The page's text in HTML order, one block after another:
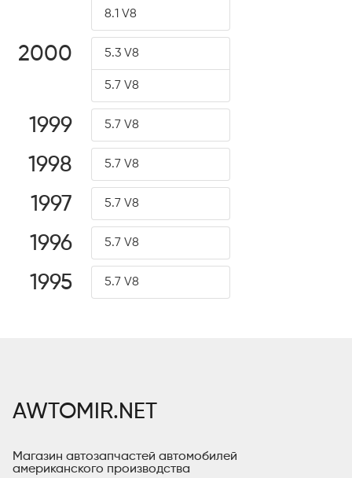
8.1 V8
2000 5.3 V8
5.7 V8
1999 5.7 V8
1998 5.7 V8
1997 5.7 V8
1996 5.7 V8
1995 5.7 V8
AWTOMIR.NET
Магазин автозапчастей автомобилей
американского производства